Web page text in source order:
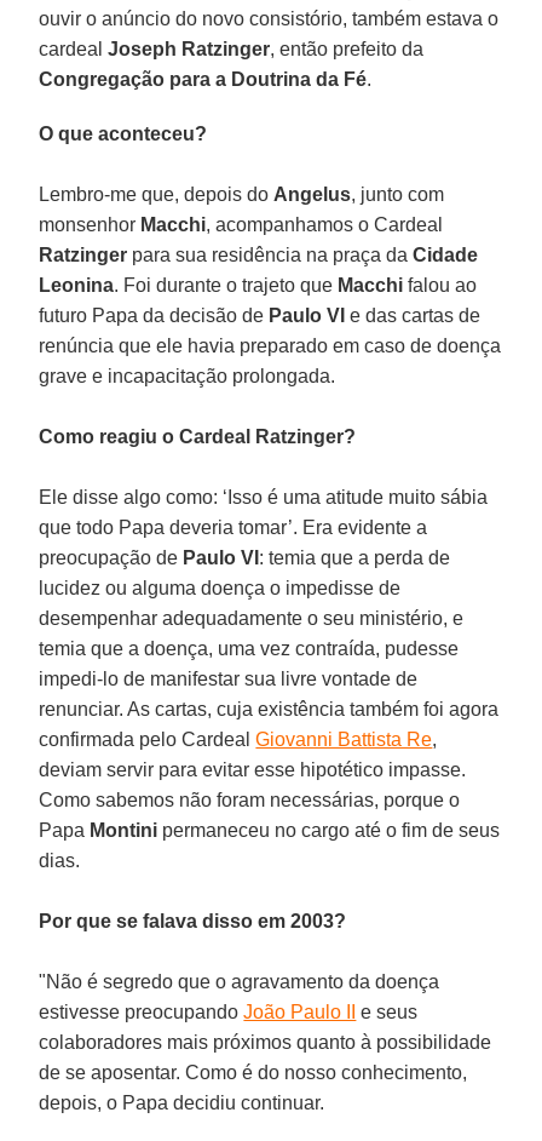
ouvir o anúncio do novo consistório, também estava o
cardealJoseph Ratzinger, então prefeito da
Congregação para a Doutrina da Fé.
O que aconteceu?
Lembro-me que, depois do Angelus, junto com
monsenhor Macchi, acompanhamos o Cardeal
Ratzinger para sua residência na praça daCidade
Leonina. Foi durante o trajeto que Macchi falou ao
futuro Papa da decisão de Paulo VI e das cartas de
renúncia que ele havia preparado em caso de doença
grave e incapacitação prolongada.
Como reagiu o Cardeal Ratzinger?
Ele disse algo como: ‘Isso é uma atitude muito sábia
que todo Papa deveria tomar’. Era evidente a
preocupação de Paulo VI : temia que a perda de
lucidez ou alguma doença o impedisse de
desempenhar adequadamente o seu ministério, e
temia que a doença, uma vez contraída, pudesse
impedi-lo de manifestar sua livre vontade de
renunciar. As cartas, cuja existência também foi agora
confirmada pelo CardealGiovanni Battista Re,
deviam servir para evitar esse hipotético impasse.
Como sabemos não foram necessárias, porque o
Papa Montini permaneceu no cargo até o fim de seus
dias.
Por que se falava disso em 2003?
"Não é segredo que o agravamento da doença
estivesse preocupandoJoão Paulo II
e seus
colaboradores mais próximos quanto à possibilidade
de se aposentar. Como é do nosso conhecimento,
depois, o Papa decidiu continuar.